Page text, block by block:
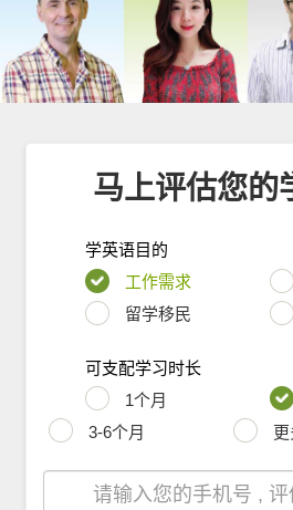
马上评估您的
学英语目的
工作需求
留学移民
可支配学习时长
1个月
3-6个月
更